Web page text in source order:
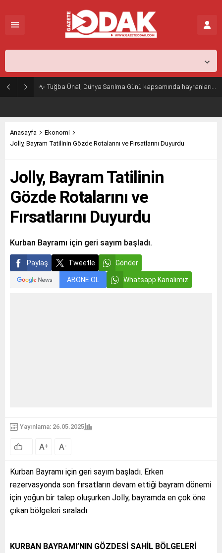
Tuğba Ünal, Dünya Sarılma Günü kapsamında hayranlarıyla buluştu
Anasayfa
Ekonomi
Jolly, Bayram Tatilinin Gözde Rotalarını ve Fırsatlarını Duyurdu
Jolly, Bayram Tatilinin
Gözde Rotalarını ve
Fırsatlarını Duyurdu
Kurban Bayramı için geri sayım başladı.
Paylaş Tweetle Gönder
ABONE OL Whatsapp Kanalımız
Yayınlama: 26.05.2025
A+ A-
Kurban Bayramı için geri sayım başladı. Erken
rezervasyonda son fırsatların devam ettiği bayram dönemi
için yoğun bir talep oluşurken Jolly, bayramda en çok öne
çıkan bölgeleri sıraladı.
KURBAN BAYRAMI’NIN GÖZDESİ SAHİL BÖLGELERİ